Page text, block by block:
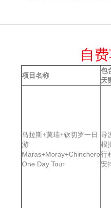
自
项目名称
包
天
马拉斯+莫瑞+钦切罗一日
游
Maras+Moray+Chinchero
One Day Tour
导
根
行
安